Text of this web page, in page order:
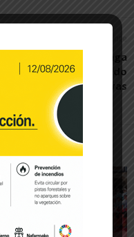
Artículo siguiente
El Ribera Navarra FS paga
los errores en un partido
de alternativas
Más del autor